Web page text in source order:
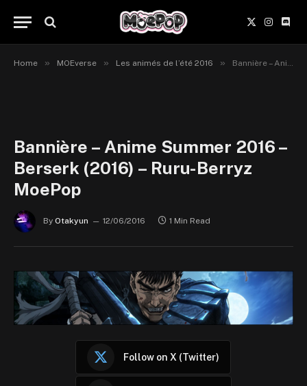
X
(Twitter)
Home » MOEverse » Les animés de l’été 2016 » Bannière – Anime Summer 2016 – Berserk (2016) – Ruru-Berryz MoePop
Bannière – Anime Summer 2016 –
Berserk (2016) – Ruru-Berryz
MoePop
By Otakyun 12/06/2016 1 Min Read
Follow on X (Twitter)